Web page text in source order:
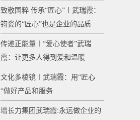
致敬国粹 传承“匠心”〡武瑞霞：
钧瓷的“匠心”也是企业的品质
传递正能量〡“爱心使者”武瑞
霞：让更多人得到爱和温暖
文化多棱镜〡武瑞霞：用“匠心
“做好产品和服务
增长力集团武瑞霞:永远做企业的